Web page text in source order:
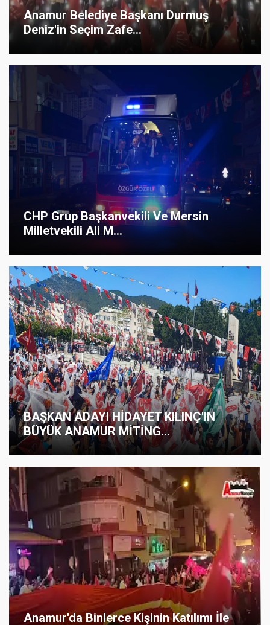
Anamur Belediye Başkanı Durmuş
Deniz'in Seçim Zafe...
CHP Grup Başkanvekili Ve Mersin
Milletvekili Ali M...
BAŞKAN ADAYI HİDAYET KILINÇ'IN
BÜYÜK ANAMUR MİTİNG...
Anamur'da Binlerce Kişinin Katılımı İle